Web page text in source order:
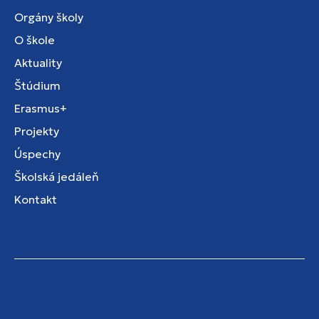
Orgány školy
O škole
Aktuality
Štúdium
Erasmus+
Projekty
Úspechy
Školská jedáleň
Kontakt